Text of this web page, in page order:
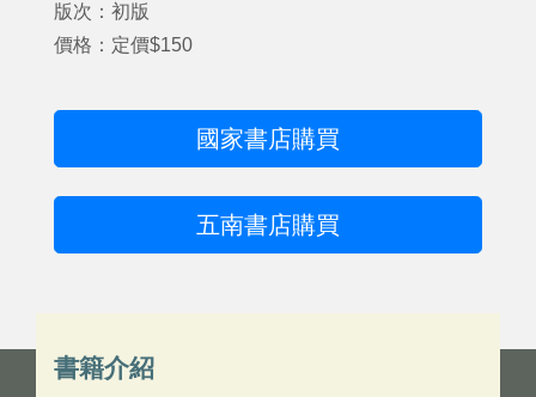
版次：初版
價格：定價$150
國家書店購買
五南書店購買
書籍介紹